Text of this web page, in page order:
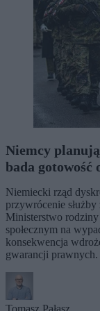
Niemcy
bada gotowość
Niemiecki rząd
przywrócenie
Ministerstwo
społecznym na
konsekwencja
gwarancji prawnych.
Tomasz Pałasz